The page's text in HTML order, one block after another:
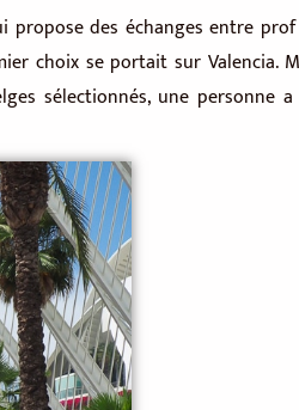
propose des échanges entre
choix se portait sur Valencia.
sélectionnés, une personne